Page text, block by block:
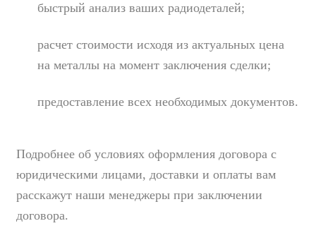
быстрый анализ ваших радиодеталей;
расчет стоимости исходя из актуальных цена
на металлы на момент заключения сделки;
предоставление всех необходимых документов.
Подробнее об условиях оформления договора с
юридическими лицами, доставки и оплаты вам
расскажут наши менеджеры при заключении
договора.